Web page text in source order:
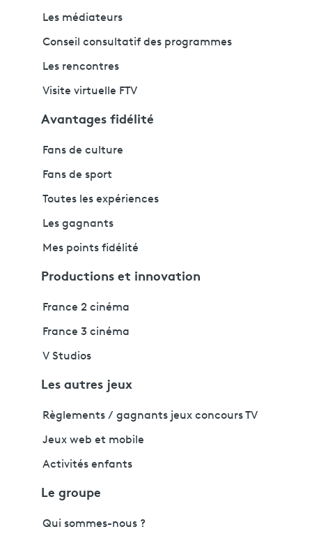
Les médiateurs
Conseil consultatif des programmes
Les rencontres
Visite virtuelle FTV
Avantages fidélité
Fans de culture
Fans de sport
Toutes les expériences
Les gagnants
Mes points fidélité
Productions et innovation
France 2 cinéma
France 3 cinéma
V Studios
Les autres jeux
Règlements / gagnants jeux concours TV
Jeux web et mobile
Activités enfants
Le groupe
Qui sommes-nous ?